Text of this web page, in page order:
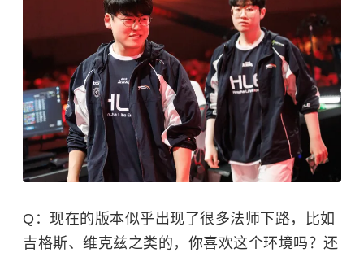
Q：现在的版本似乎出现了很多法师下路，比如
吉格斯、维克兹之类的，你喜欢这个环境吗？还